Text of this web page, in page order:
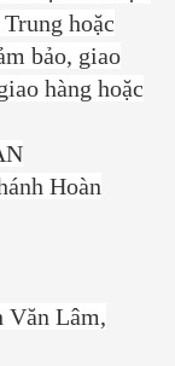
hoặc
bảo, giao
hàng hoặc
Hoàn
Văn Lâm,